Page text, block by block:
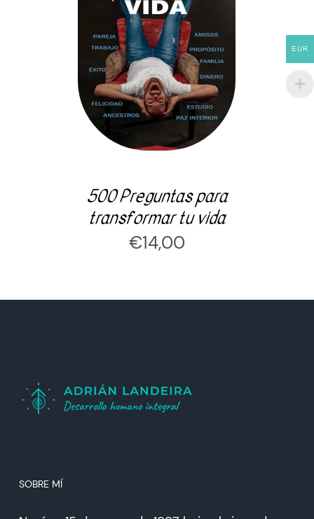
AÑADIR AL CARRITO
/
DETALLES
500 Preguntas para
transformar tu vida
€14,00
SOBRE MÍ
EUR